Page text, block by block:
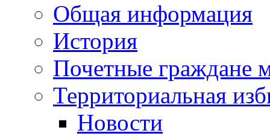
Общая информация
История
Почетные граждане
Территориальная
Новости